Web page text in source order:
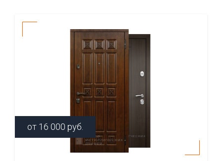
от 16 000 руб.